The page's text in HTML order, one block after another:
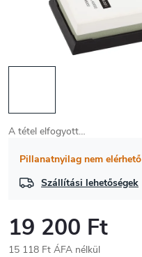
A tétel elfogyott…
Pillanatnyilag nem elérhető
Szállítási lehetőségek
19 200 Ft
15 118 Ft ÁFA nélkül